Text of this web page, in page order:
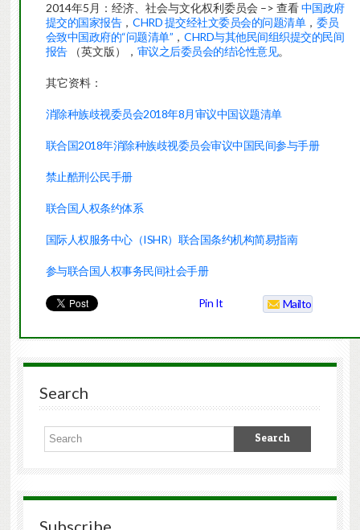
2014年5月：经济、社会与文化权利委员会 –> 查看中国政府
提交的国家报告，CHRD 提交经社文委员会的问题清单，委员
会致中国政府的“问题清单” ，CHRD与其他民间组织提交的民间
报告（英文版）， 审议之后委员会的结论性意见。
其它资料：
消除种族歧视委员会2018年8月审议中国议题清单
联合国2018年消除种族歧视委员会审议中国民间参与手册
禁止酷刑公民手册
联合国人权条约体系
国际人权服务中心（ISHR）联合国条约机构简易指南
参与联合国人权事务民间社会手册
Pin It Mailto
Search